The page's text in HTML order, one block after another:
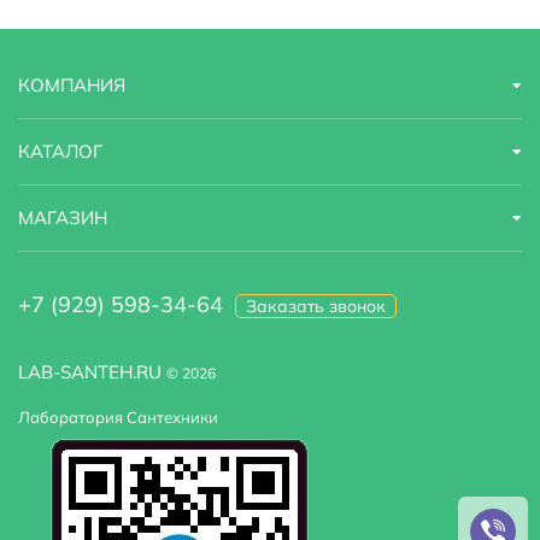
Модель N 9080F
LAB-SANTEH.RU © 2026
Лаборатория Сантехники
КОМПАНИЯ
КАТАЛОГ
МАГАЗИН
+7 (929) 598-34-64 Заказать звонок